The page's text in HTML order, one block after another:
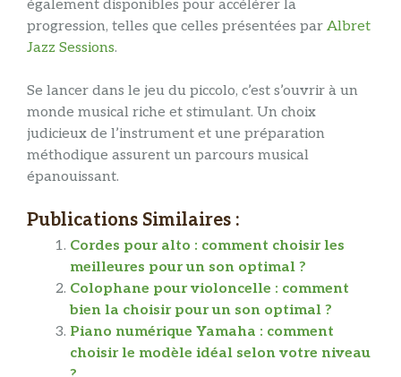
également disponibles pour accélérer la
progression, telles que celles présentées par Albret
Jazz Sessions.
Se lancer dans le jeu du piccolo, c’est s’ouvrir à un
monde musical riche et stimulant. Un choix
judicieux de l’instrument et une préparation
méthodique assurent un parcours musical
épanouissant.
Publications Similaires :
Cordes pour alto : comment choisir les
meilleures pour un son optimal ?
Colophane pour violoncelle : comment
bien la choisir pour un son optimal ?
Piano numérique Yamaha : comment
choisir le modèle idéal selon votre niveau